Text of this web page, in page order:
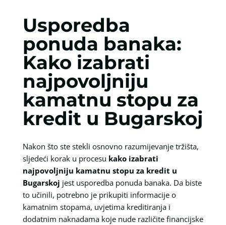
Usporedba
ponuda banaka:
Kako izabrati
najpovoljniju
kamatnu stopu za
kredit u Bugarskoj
Nakon što ste stekli osnovno razumijevanje tržišta,
sljedeći korak u procesu kako izabrati
najpovoljniju kamatnu stopu za kredit u
Bugarskoj jest usporedba ponuda banaka. Da biste
to učinili, potrebno je prikupiti informacije o
kamatnim stopama, uvjetima kreditiranja i
dodatnim naknadama koje nude različite financijske